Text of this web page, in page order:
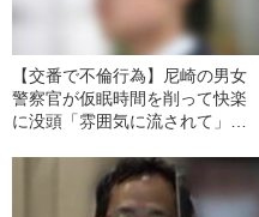
【交番で不倫行為】尼崎の男女
警察官が仮眠時間を削って快楽
に没頭「雰囲気に流されて」懲